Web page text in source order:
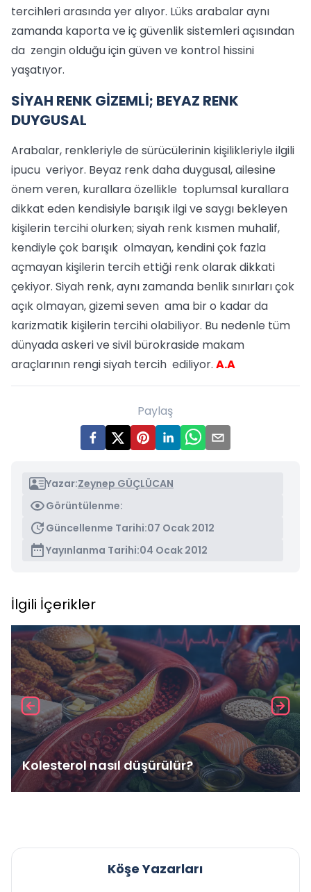
tercihleri arasında yer alıyor. Lüks arabalar aynı
zamanda kaporta ve iç güvenlik sistemleri açısından
da zengin olduğu için güven ve kontrol hissini
yaşatıyor.
SİYAH RENK GİZEMLİ; BEYAZ RENK
DUYGUSAL
Arabalar, renkleriyle de sürücülerinin kişilikleriyle ilgili
ipucu veriyor. Beyaz renk daha duygusal, ailesine
önem veren, kurallara özellikle toplumsal kurallara
dikkat eden kendisiyle barışık ilgi ve saygı bekleyen
kişilerin tercihi olurken; siyah renk kısmen muhalif,
kendiyle çok barışık olmayan, kendini çok fazla
açmayan kişilerin tercih ettiği renk olarak dikkati
çekiyor. Siyah renk, aynı zamanda benlik sınırları çok
açık olmayan, gizemi seven ama bir o kadar da
karizmatik kişilerin tercihi olabiliyor. Bu nedenle tüm
dünyada askeri ve sivil bürokraside makam
araçlarının rengi siyah tercih ediliyor. A.A
Paylaş
Yazar:Zeynep GÜÇLÜCAN
Görüntülenme:
Güncellenme Tarihi:07 Ocak 2012
Yayınlanma Tarihi:04 Ocak 2012
İlgili İçerikler
Kolesterol nasıl düşürülür?
Köşe Yazarları